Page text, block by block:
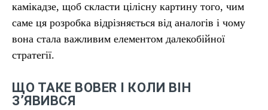
камікадзе, щоб скласти цілісну картину того, чим
саме ця розробка відрізняється від аналогів і чому
вона стала важливим елементом далекобійної
стратегії.
ЩО ТАКЕ BOBER І КОЛИ ВІН
З’ЯВИВСЯ